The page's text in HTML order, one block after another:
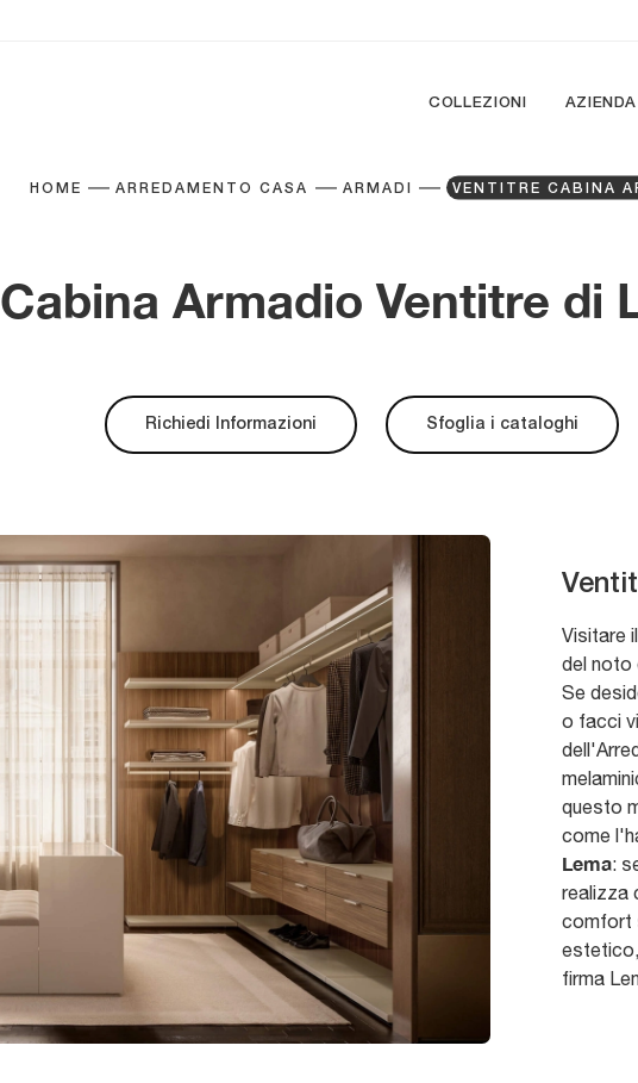
COLLEZIONI AZIENDA
HOME ARREDAMENTO CASA ARMADI VENTITRE CABINA
Cabina Armadio Ventitre di
Richiedi Informazioni Sfoglia i cataloghi
Visitare
del noto
Se
o facci
questo
come
Lema:
realizza
comfort
firma